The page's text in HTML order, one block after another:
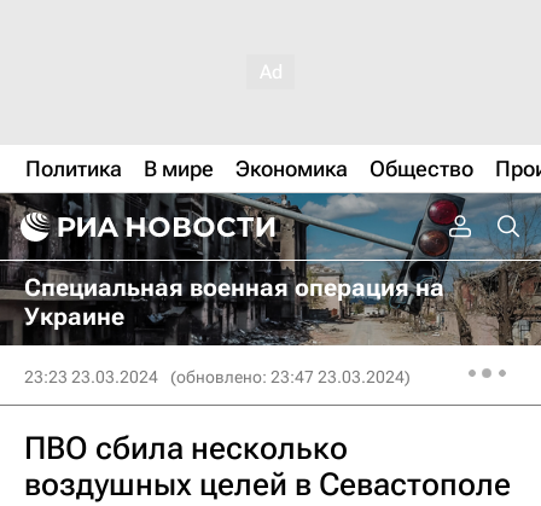
Политика В мире Экономика Общество
Специальная военная операция на
Украине
23:23 23.03.2024 (обновлено: 23:47 23.03.2024)
ПВО сбила несколько
воздушных целей в Севастополе